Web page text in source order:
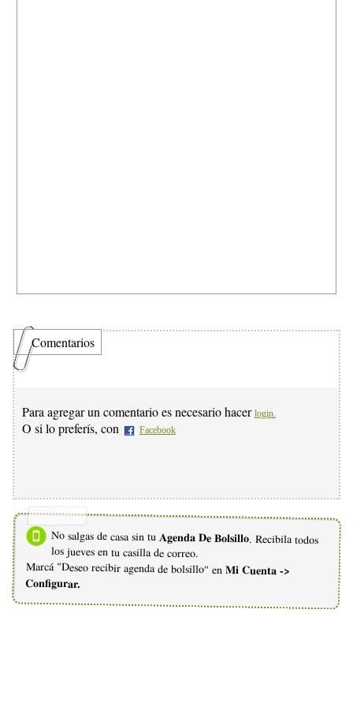
Comentarios
Para agregar un comentario es necesario hacer login.
O si lo preferís, con Facebook
No salgas de casa sin tu Agenda De Bolsillo. Recibila todos
los jueves en tu casilla de correo.
Marcá "Deseo recibir agenda de bolsillo" en Mi Cuenta ->
Configurar.